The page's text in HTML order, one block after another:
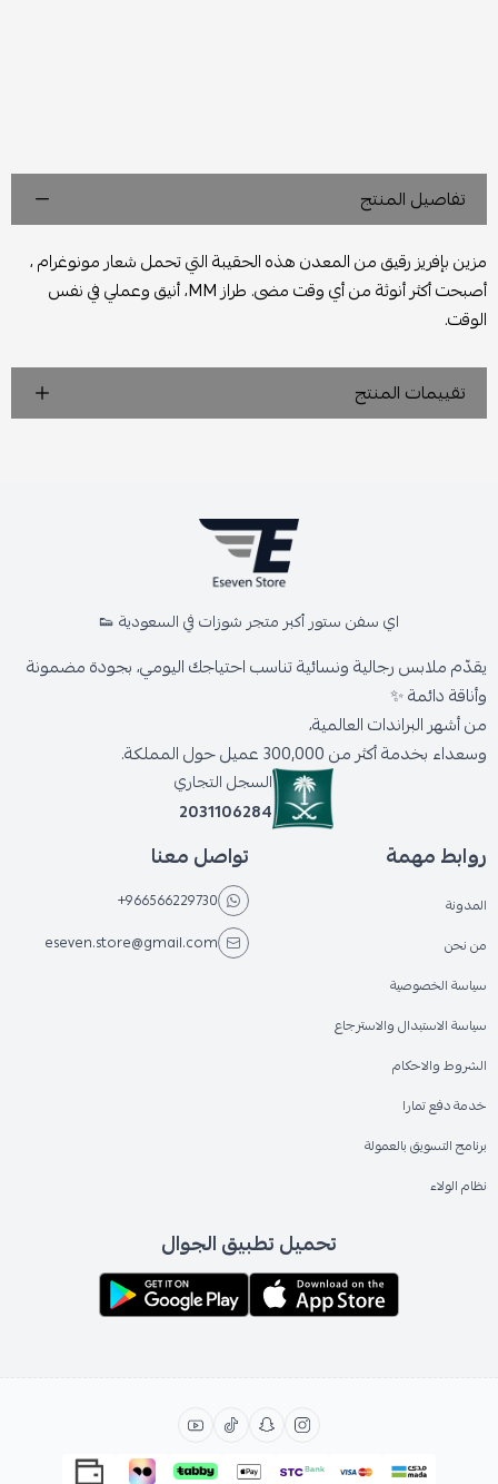
تفاصيل المنتج
مزين بإفريز رقيق من المعدن هذه الحقيبة التي تحمل شعار مونوغرام ،
أصبحت أكثر أنوثة من أي وقت مضى. طراز MM، أنيق وعملي في نفس
الوقت.
تقييمات المنتج
اي سفن ستور أكبر متجر شوزات في السعودية 👟
يقدّم ملابس رجالية ونسائية تناسب احتياجك اليومي، بجودة مضمونة
وأناقة دائمة ✨
من أشهر البراندات العالمية،
وسعداء بخدمة أكثر من 300,000 عميل حول المملكة.
السجل التجاري
2031106284
روابط مهمة
المدونة
من نحن
سياسة الخصوصية
سياسة الاستبدال والاسترجاع
الشروط والاحكام
خدمة دفع تمارا
برنامج التسويق بالعمولة
نظام الولاء
تواصل معنا
+966566229730
eseven.store@gmail.com
تحميل تطبيق الجوال